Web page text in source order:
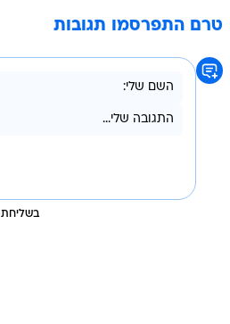
טרם התפרסמו תגובות
בשליחת